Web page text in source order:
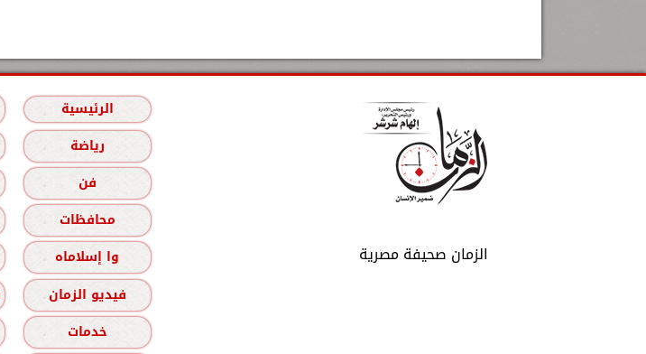
الزمان صحيفة مصرية
الرئيسية
رياضة
فن
محافظات
وا إسلاماه
فيديو الزمان
خدمات